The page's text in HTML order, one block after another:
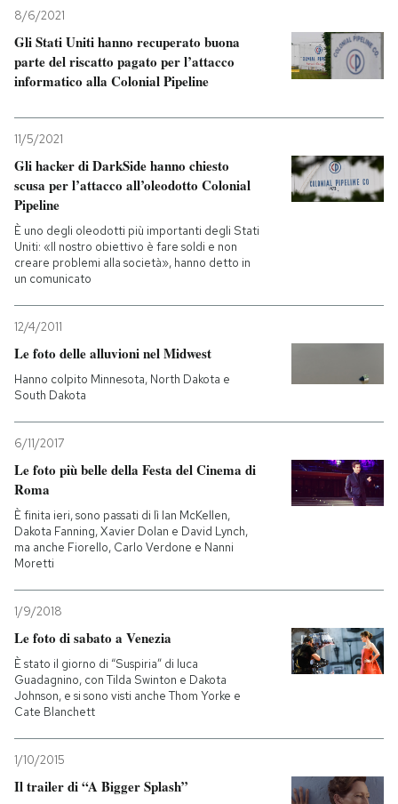
8/6/2021
Gli Stati Uniti hanno recuperato buona
parte del riscatto pagato per l’attacco
informatico alla Colonial Pipeline
11/5/2021
Gli hacker di DarkSide hanno chiesto
scusa per l’attacco all’oleodotto Colonial
Pipeline
È uno degli oleodotti più importanti degli Stati
Uniti: «Il nostro obiettivo è fare soldi e non
creare problemi alla società», hanno detto in
un comunicato
12/4/2011
Le foto delle alluvioni nel Midwest
Hanno colpito Minnesota, North Dakota e
South Dakota
6/11/2017
Le foto più belle della Festa del Cinema di
Roma
È finita ieri, sono passati di lì Ian McKellen,
Dakota Fanning, Xavier Dolan e David Lynch,
ma anche Fiorello, Carlo Verdone e Nanni
Moretti
1/9/2018
Le foto di sabato a Venezia
È stato il giorno di “Suspiria” di luca
Guadagnino, con Tilda Swinton e Dakota
Johnson, e si sono visti anche Thom Yorke e
Cate Blanchett
1/10/2015
Il trailer di “A Bigger Splash”